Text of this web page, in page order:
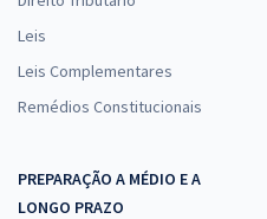
Leis
Leis Complementares
Remédios Constitucionais
PREPARAÇÃO A MÉDIO E A
LONGO PRAZO